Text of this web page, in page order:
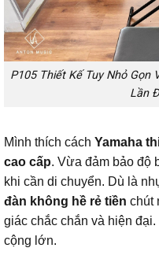
P105 Thiết Kế Tuy Nhỏ Gọn
Lần
Mình thích cách Yamaha
cao cấp. Vừa đảm bảo độ
khi cần di chuyển. Dù là
đàn không hề rẻ tiền chút
giác chắc chắn và hiện
cộng lớn.